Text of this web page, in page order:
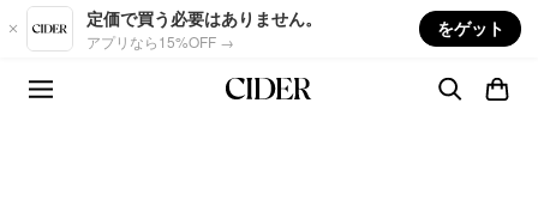
Skip to main content
定価で買う必要はありません。
アプリなら15%OFF →
をゲット